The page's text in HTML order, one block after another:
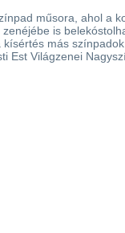
műsora, ahol a
is
más
Est Világzenei